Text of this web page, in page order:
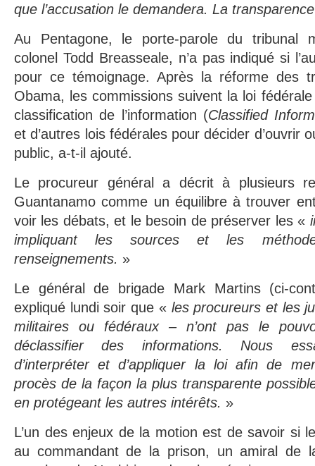
que l’accusation le demandera. La
Au Pentagone, le porte-parole du tribunal
colonel Todd Breasseale, n’a pas indiqué si
pour ce témoignage. Après la réforme des
Obama, les commissions suivent la loi
classification de l’information (Classified
et d’autres lois fédérales pour décider d’ouvrir
public, a-t-il ajouté.
Le procureur général a décrit à plusieurs
Guantanamo comme un équilibre à trouver
voir les débats, et le besoin de préserver les «
impliquant les sources et les
renseignements. »
Le général de brigade Mark Martins (ci-
expliqué lundi soir que «les procureurs et les
militaires ou fédéraux – n’ont pas le
déclassifier des informations. Nous
d’interpréter et d’appliquer la loi afin de
procès de la façon la plus transparente
en protégeant les autres intérêts. »
L’un des enjeux de la motion est de savoir si
au commandant de la prison, un amiral de